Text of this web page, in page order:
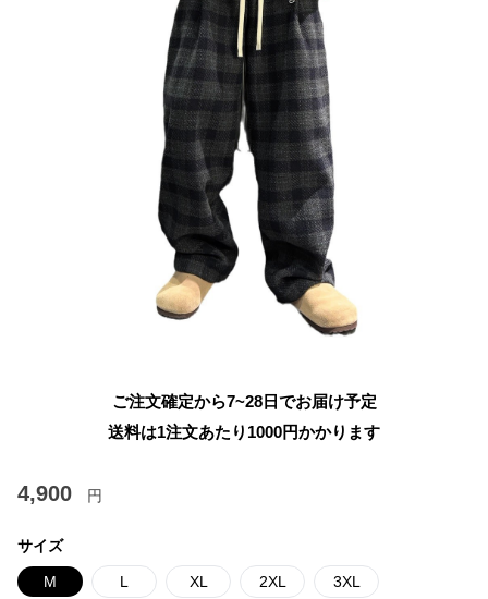
ご注文確定から7~28日でお届け予定
送料は1注文あたり 1000円かかります
4,900 円
サイズ
M L XL 2XL 3XL